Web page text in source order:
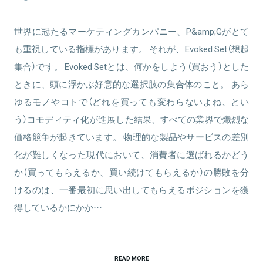
世界に冠たるマーケティングカンパニー、P&amp;Gがとて
も重視している指標があります。 それが、Evoked Set（想起
集合）です。 Evoked Setとは、何かをしよう（買おう）とした
ときに、頭に浮かぶ好意的な選択肢の集合体のこと。 あら
ゆるモノやコトで（どれを買っても変わらないよね、とい
う）コモディティ化が進展した結果、すべての業界で熾烈な
価格競争が起きています。 物理的な製品やサービスの差別
化が難しくなった現代において、消費者に選ばれるかどう
か（買ってもらえるか、買い続けてもらえるか）の勝敗を分
けるのは、一番最初に思い出してもらえるポジションを獲
得しているかにかか…
READ MORE